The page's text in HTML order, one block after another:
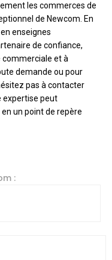
les commerces de
de Newcom. En
enseignes
de confiance,
commerciale et à
demande ou pour
pas à contacter
expertise peut
un point de repère
: